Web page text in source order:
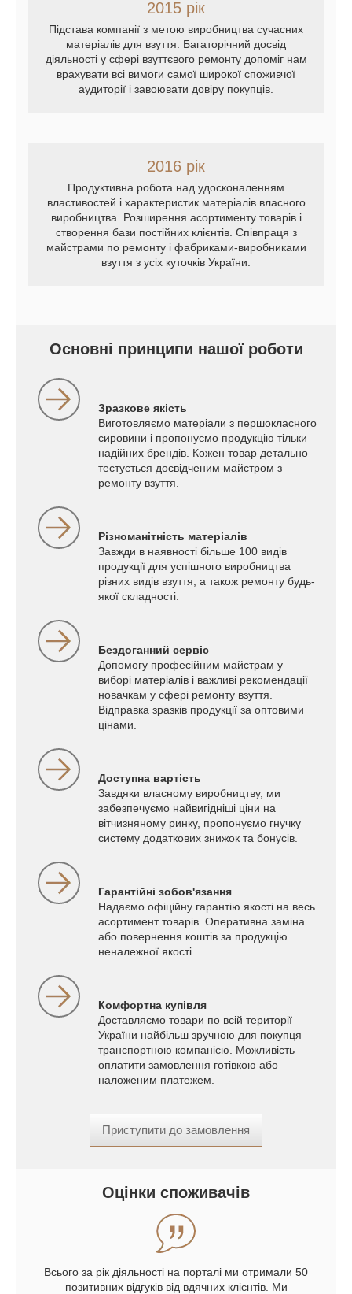
2015 рік
Підстава компанії з метою виробництва сучасних
матеріалів для взуття. Багаторічний досвід
діяльності у сфері взуттєвого ремонту допоміг нам
врахувати всі вимоги самої широкої споживчої
аудиторії і завоювати довіру покупців.
2016 рік
Продуктивна робота над удосконаленням
властивостей і характеристик матеріалів власного
виробництва. Розширення асортименту товарів і
створення бази постійних клієнтів. Співпраця з
майстрами по ремонту і фабриками-виробниками
взуття з усіх куточків України.
Основні принципи нашої роботи
Зразкове якість
Виготовляємо матеріали з першокласного
сировини і пропонуємо продукцію тільки
надійних брендів. Кожен товар детально
тестується досвідченим майстром з
ремонту взуття.
Різноманітність матеріалів
Завжди в наявності більше 100 видів
продукції для успішного виробництва
різних видів взуття, а також ремонту будь-
якої складності.
Бездоганний сервіс
Допомогу професійним майстрам у
виборі матеріалів і важливі рекомендації
новачкам у сфері ремонту взуття.
Відправка зразків продукції за оптовими
цінами.
Доступна вартість
Завдяки власному виробництву, ми
забезпечуємо найвигідніші ціни на
вітчизняному ринку, пропонуємо гнучку
систему додаткових знижок та бонусів.
Гарантійні зобов'язання
Надаємо офіційну гарантію якості на весь
асортимент товарів. Оперативна заміна
або повернення коштів за продукцію
неналежної якості.
Комфортна купівля
Доставляємо товари по всій території
України найбільш зручною для покупця
транспортною компанією. Можливість
оплатити замовлення готівкою або
наложеним платежем.
Приступити до замовлення
Оцінки споживачів
Всього за рік діяльності на порталі ми отримали 50
позитивних відгуків від вдячних клієнтів. Ми